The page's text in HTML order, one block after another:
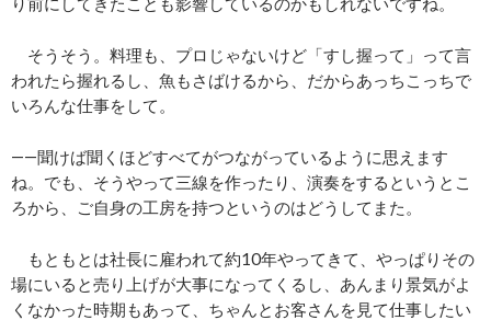
そうそう。料理も、プロじゃないけど「すし握って」って言
われたら握れるし、魚もさばけるから、だからあっちこっちで
いろんな仕事をして。
――聞けば聞くほどすべてがつながっているように思えます
ね。でも、そうやって三線を作ったり、演奏をするというとこ
ろから、ご自身の工房を持つというのはどうしてまた。
もともとは社長に雇われて約10年やってきて、やっぱりその
場にいると売り上げが大事になってくるし、あんまり景気がよ
くなかった時期もあって、ちゃんとお客さんを見て仕事したい